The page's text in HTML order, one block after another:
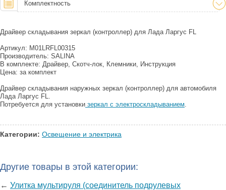
Комплектность
Драйвер складывания зеркал (контроллер) для Лада Ларгус FL
Артикул: M01LRFL00315
Производитель: SALINA
В комплекте: Драйвер, Скотч-лок, Клемники, Инструкция
Цена: за комплект
Драйвер складывания наружных зеркал (контроллер) для автомобиля
Лада Ларгус FL.
Потребуется для установки зеркал с электроскладыванием
Категории: Освещение и электрика
Другие товары в этой категории:
← Улитка мультируля (соединитель подрулевых